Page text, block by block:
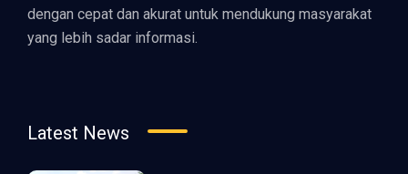
dengan cepat dan akurat untuk mendukung masyarakat
yang lebih sadar informasi.
Latest News